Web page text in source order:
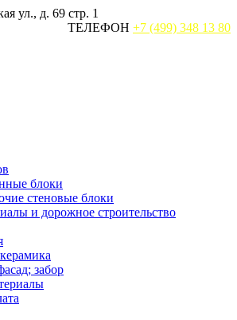
ул., д. 69 стр. 1
ТЕЛЕФОН +7 (499) 348 13 80
блоки
стеновые блоки
и дорожное строительство
забор